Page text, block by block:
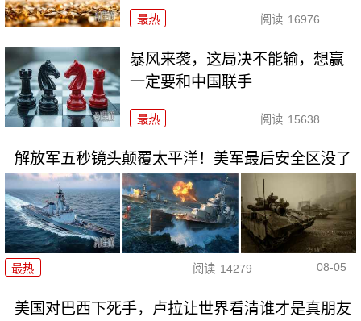
最热 阅读 16976
暴风来袭，这局决不能输，想赢
一定要和中国联手
最热 阅读 15638
解放军五秒镜头颠覆太平洋！美军最后安全区没了
最热 阅读 14279 08-05
美国对巴西下死手，卢拉让世界看清谁才是真朋友